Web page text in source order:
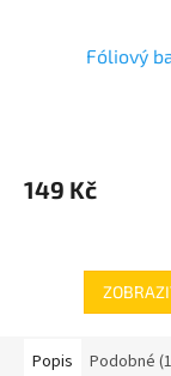
Fóliový
149 Kč
Popis Podobné